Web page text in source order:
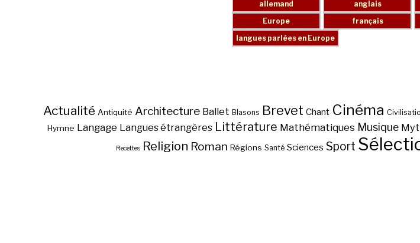
Actualité Antiquité Architecture Ballet Blasons Brevet Chant Cinéma
Hymne Langage Langues étrangères Littérature Mathématiques Musique
Recettes Religion Roman Régions Santé Sciences Sport